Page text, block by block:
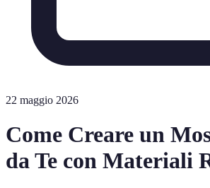
22 maggio 2026
Come Creare un
da Te con Materiali